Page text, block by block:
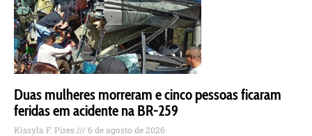
Duas mulheres morreram e cinco pessoas ficaram
feridas em acidente na BR-259
Kissyla F. Pires 6 de agosto de 2026